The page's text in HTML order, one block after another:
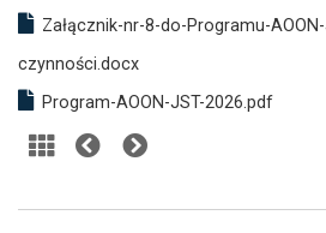
Załącznik-nr-8-do-Programu-
czynności.docx
Program-AOON-JST-2026.pdf